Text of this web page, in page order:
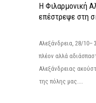
Η Φιλαρμονική
επέστρεψε στη
Αλεξάνδρεια, 28/
πλέον αλλά
Αλεξάνδρειας
της πόλης μας....